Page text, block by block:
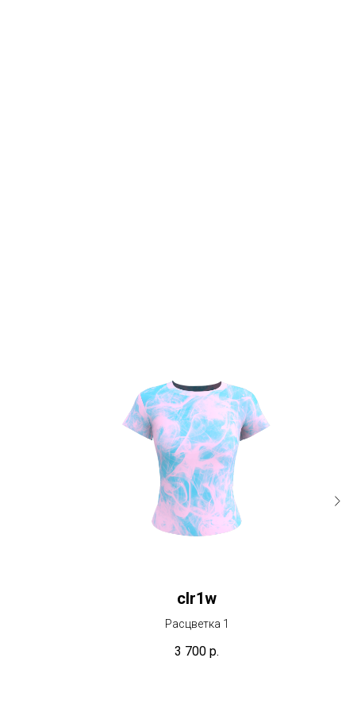
сlr1w
Расцветка 1
3 700 р.